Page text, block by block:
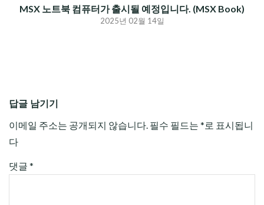
MSX 노트북 컴퓨터가 출시될 예정입니다. (MSX Book)
2025년 02월 14일
답글 남기기
이메일 주소는 공개되지 않습니다. 필수 필드는 * 로 표시됩니
다
댓글 *